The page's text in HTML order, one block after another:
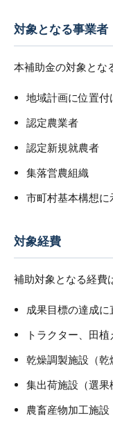
対象となる事業者
本補助金の対象とな
地域計画に位置
認定農業者
認定新規就農者
集落営農組織
市町村基本構想
対象経費
補助対象となる経費
成果目標の達成
トラクター、田
乾燥調製施設（乾
集出荷施設（選果
農畜産物加工施設